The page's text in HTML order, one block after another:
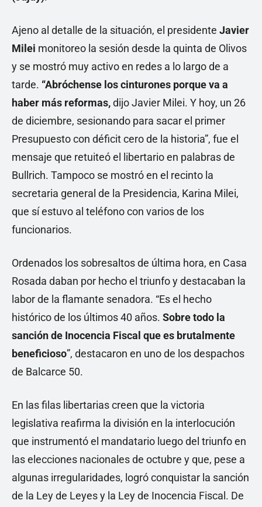
Ajeno al detalle de la situación, el presidente Javier
Milei monitoreo la sesión desde la quinta de Olivos
y se mostró muy activo en redes a lo largo de a
tarde. “Abróchense los cinturones porque va a
haber más reformas,dijo Javier Milei. Y hoy, un 26
de diciembre, sesionando para sacar el primer
Presupuesto con déficit cero de la historia”, fue el
mensaje que retuiteó el libertario en palabras de
Bullrich. Tampoco se mostró en el recinto la
secretaria general de la Presidencia, Karina Milei,
que sí estuvo al teléfono con varios de los
funcionarios.
Ordenados los sobresaltos de última hora, en Casa
Rosada daban por hecho el triunfo y destacaban la
labor de la flamante senadora. “Es el hecho
histórico de los últimos 40 años. Sobre todo la
sanción de Inocencia Fiscal que es brutalmente
beneficioso”, destacaron en uno de los despachos
de Balcarce 50.
En las filas libertarias creen que la victoria
legislativa reafirma la división en la interlocución
que instrumentó el mandatario luego del triunfo en
las elecciones nacionales de octubre y que, pese a
algunas irregularidades, logró conquistar la sanción
de la Ley de Leyes y la Ley de Inocencia Fiscal. De